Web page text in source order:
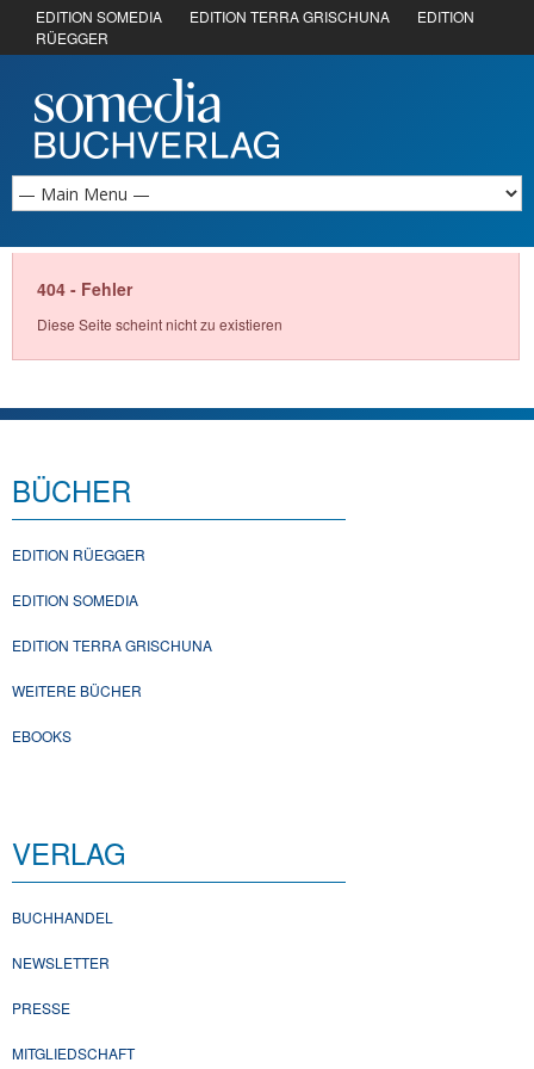
EDITION SOMEDIA EDITION TERRA GRISCHUNA
EDITION
RÜEGGER
404 - Fehler
Diese Seite scheint nicht zu existieren
BÜCHER
EDITION RÜEGGER
EDITION SOMEDIA
EDITION TERRA GRISCHUNA
WEITERE BÜCHER
EBOOKS
VERLAG
BUCHHANDEL
NEWSLETTER
PRESSE
MITGLIEDSCHAFT